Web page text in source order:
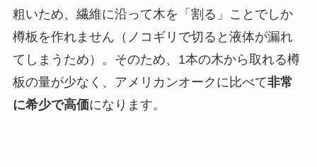
粗いため、繊維に沿って木を「割る」ことでしか
樽板を作れません（ノコギリで切ると液体が漏れ
てしまうため）。そのため、1本の木から取れる樽
板の量が少なく、アメリカンオークに比べて非常
に希少で高価になります。